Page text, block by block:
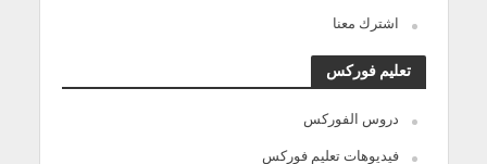
اشترك معنا
تعليم فوركس
دروس الفوركس
فيديوهات تعليم فوركس